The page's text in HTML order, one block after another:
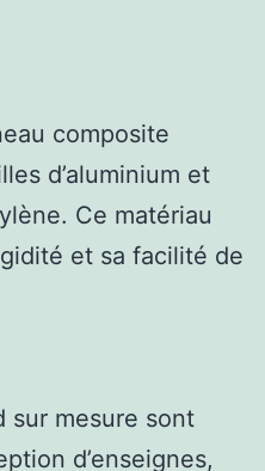
composite
d’aluminium et
Ce matériau
et sa facilité de
sur mesure sont
d’enseignes,